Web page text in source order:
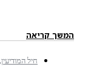
חיל המודיעין, הכנות לחיל